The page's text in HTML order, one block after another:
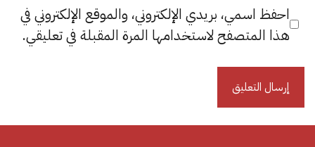
احفظ اسمي، بريدي الإلكتروني، والموقع الإلكتروني في
هذا المتصفح لاستخدامها المرة المقبلة في تعليقي.